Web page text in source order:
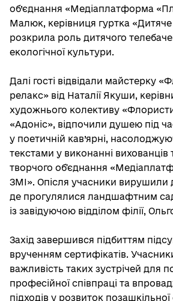
об’єднання «Медіаплатформа
Малюк, керівниця гуртка
розкрила роль дитячого
екологічної культури.
Далі гості відвідали майстерку
релакс» від Наталії Якуши,
художнього колективу
«Адоніс», відпочили душею під
у поетичній кав’ярні,
текстами у виконанні вихованців
творчого обʼєднання
ЗМІ». Опісля учасники вирушили
де прогулялися ландшафтним
із завідуючою відділом філії,
Захід завершився підбиттям
врученням сертифікатів.
важливість таких зустрічей для
професійної співпраці та
підходів у розвиток позашкільної